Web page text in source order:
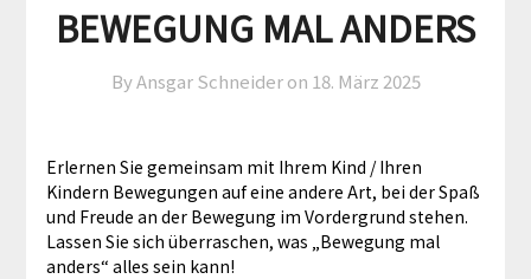
BEWEGUNG MAL ANDERS
By Ansgar Schneider on 18. März 2025
Erlernen Sie gemeinsam mit Ihrem Kind / Ihren
Kindern Bewegungen auf eine andere Art, bei der Spaß
und Freude an der Bewegung im Vordergrund stehen.
Lassen Sie sich überraschen, was „Bewegung mal
anders“ alles sein kann!